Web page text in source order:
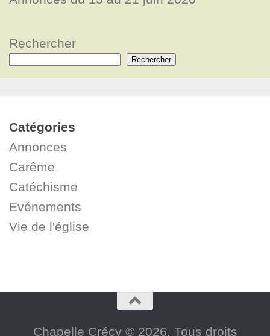
Rechercher
Rechercher
Catégories
Annonces
Carême
Catéchisme
Evénements
Vie de l'église
Chapelle Crécy © 2026. Tous droits